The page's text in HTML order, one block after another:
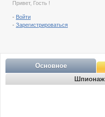
Привет, Гость !
- Войти
- Зарегистрироваться
Основное
Шпионаж